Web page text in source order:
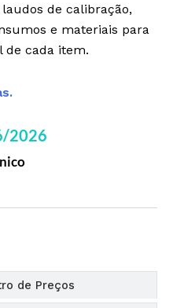
de calibração,
e materiais para
de cada item.
2026
de Preços